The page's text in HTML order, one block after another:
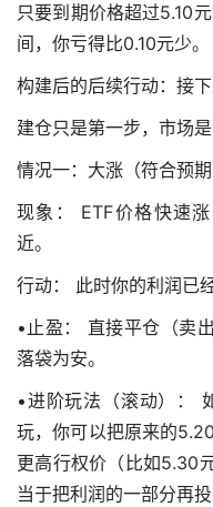
只要到期价格超过5.10
间，你亏得比0.10元少。
构建后的后续行动：接下
建仓只是第一步，市场
情况一：大涨（符合预期
现象： ETF价格快速
近。
行动： 此时你的利润已
•止盈： 直接平仓（卖
落袋为安。
•进阶玩法（滚动）：
玩，你可以把原来的
更高行权价（比如5.30
当于把利润的一部分再